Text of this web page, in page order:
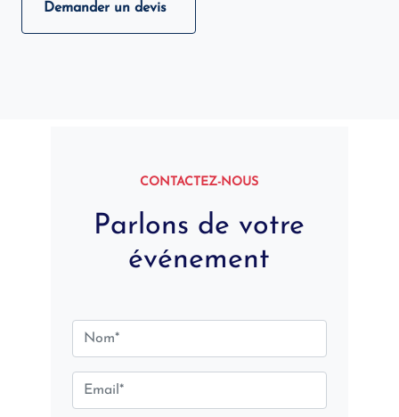
Demander un devis
CONTACTEZ-NOUS
Parlons de votre
événement